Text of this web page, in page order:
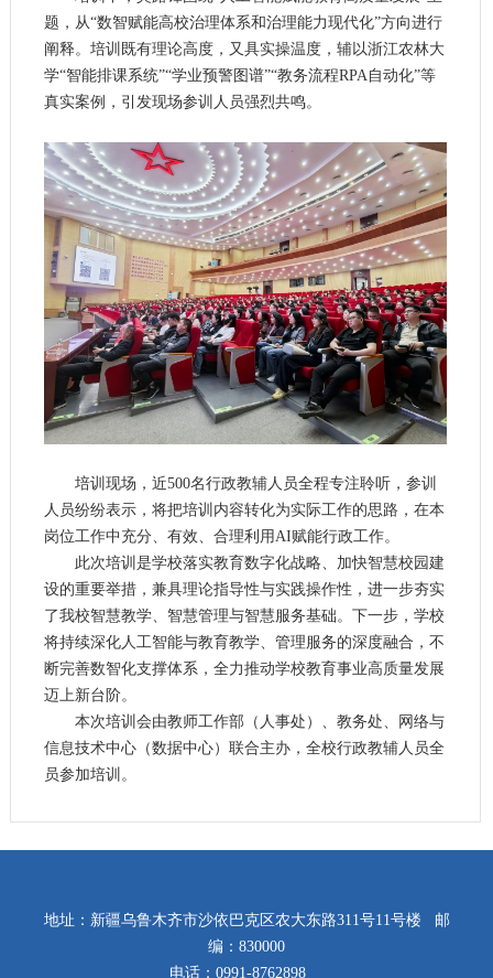
题，从“数智赋能高校治理体系和治理能力现代化”方向进行
阐释。培训既有理论高度，又具实操温度，辅以浙江农林大
学“智能排课系统”“学业预警图谱”“教务流程RPA自动化”等
真实案例，引发现场参训人员强烈共鸣。
培训现场，近500名行政教辅人员全程专注聆听，参训
人员纷纷表示，将把培训内容转化为实际工作的思路，在本
岗位工作中充分、有效、合理利用AI赋能行政工作。
此次培训是学校落实教育数字化战略、加快智慧校园建
设的重要举措，兼具理论指导性与实践操作性，进一步夯实
了我校智慧教学、智慧管理与智慧服务基础。下一步，学校
将持续深化人工智能与教育教学、管理服务的深度融合，不
断完善数智化支撑体系，全力推动学校教育事业高质量发展
迈上新台阶。
本次培训会由教师工作部（人事处）、教务处、网络与
信息技术中心（数据中心）联合主办，全校行政教辅人员全
员参加培训。
地址：新疆乌鲁木齐市沙依巴克区农大东路311号11号楼 邮
编：830000
电话：0991-8762898